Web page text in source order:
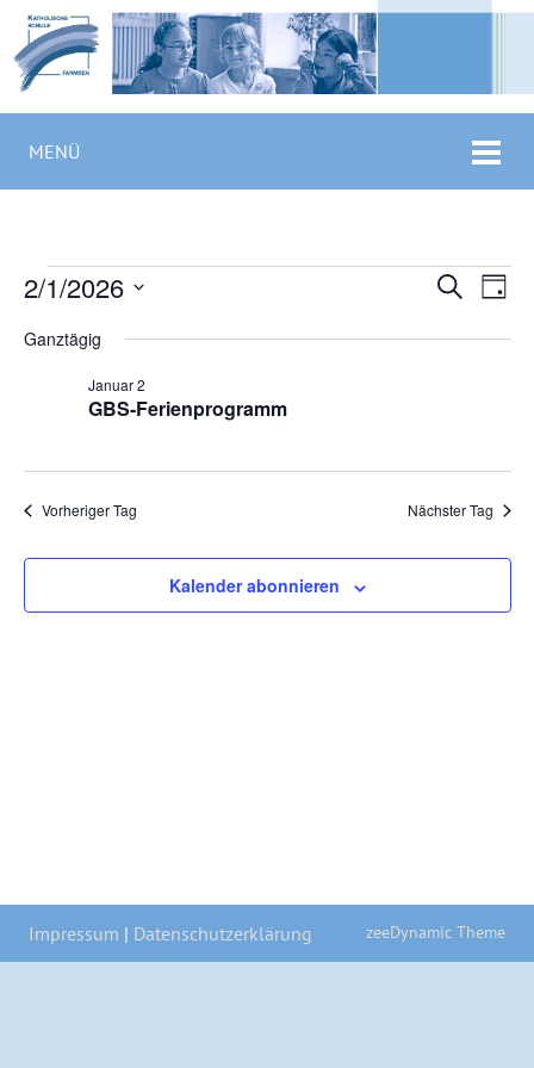
MENÜ
Veranstaltungen
für
Januar
2026
Suche
Ansichten,
SucheTag
2/1/2026
wählen.
Ganztägig
GBS-Ferienprogramm
Januar 2
Vorheriger Tag Nächster Tag
Kalender abonnieren
Impressum | Datenschutzerklärung zeeDynamic Theme